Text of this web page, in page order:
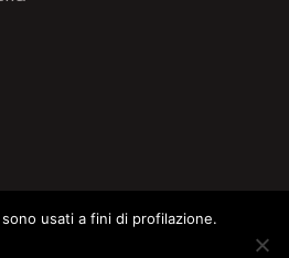
usati a fini di profilazione.